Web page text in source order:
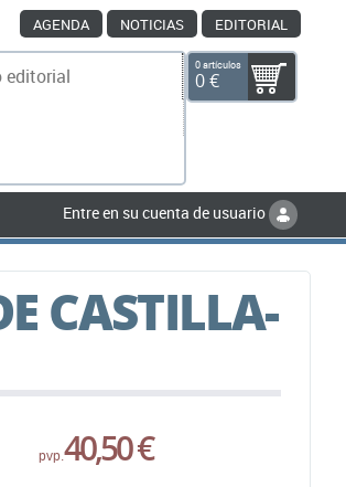
AGENDA NOTICIAS EDITORIAL
0 artículos
0 €
Entre en su cuenta de usuario
CASTILLA-
pvp.40,50 €